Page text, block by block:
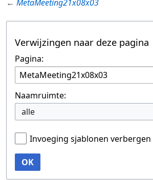
← MetaMeeting21x08x03
Verwijzingen naar deze pagina
Pagina:
Naamruimte:
alle
Invoeging sjablonen verbergen
OK